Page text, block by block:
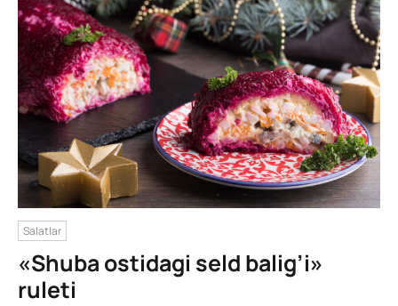
Salatlar
«Shuba ostidagi seld balig’i»
ruleti